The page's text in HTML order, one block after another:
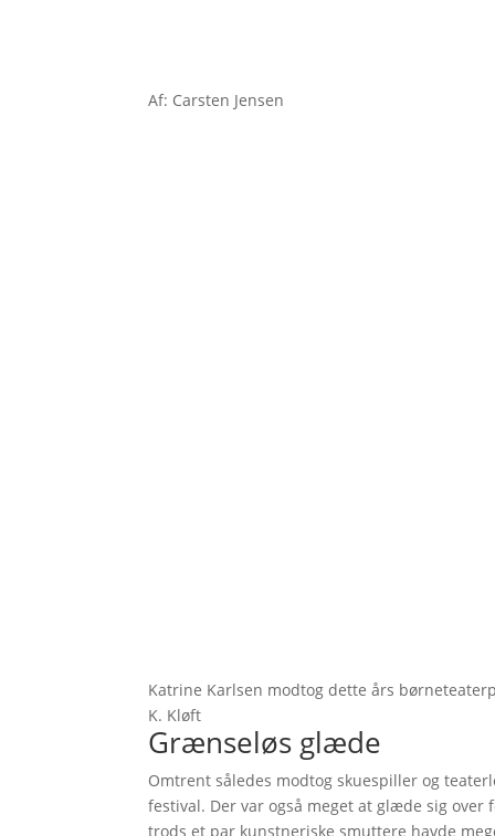
Af: Carsten Jensen
Katrine Karlsen modtog dette års
K. Kløft
Grænseløs glæde
Omtrent således modtog skuespiller og
festival. Der var også meget at glæde sig
trods et par kunstneriske smuttere havde